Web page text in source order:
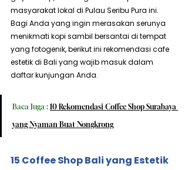
masyarakat lokal di Pulau Seribu Pura ini.
Bagi Anda yang ingin merasakan serunya
menikmati kopi sambil bersantai di tempat
yang fotogenik, berikut ini rekomendasi cafe
estetik di Bali yang wajib masuk dalam
daftar kunjungan Anda.
Baca Juga : 10 Rekomendasi Coffee Shop Surabaya
yang Nyaman Buat Nongkrong
15 Coffee Shop Bali yang Estetik